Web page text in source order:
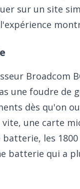
sur un site
Broadcom
une foudre
dès qu'on
une carte
les
batterie qui a